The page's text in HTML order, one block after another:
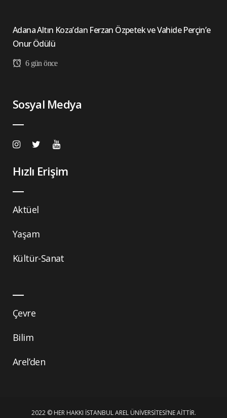
Adana Altın Koza’dan Ferzan Özpetek ve Vahide Perçin’e
Onur Ödülü
6 gün önce
Sosyal Medya
Hızlı Erişim
Aktüel
Yaşam
Kültür-Sanat
Çevre
Bilim
Arel’den
2022 © HER HAKKI İSTANBUL AREL ÜNIVERSITESI’NE AITTIR.